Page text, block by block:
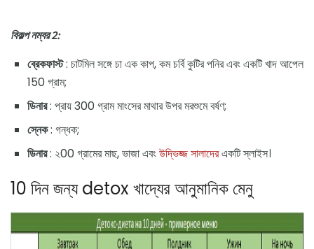
বিকল্প নম্বর 2:
ব্রেকফাস্ট: চাটমিল সঙ্গে চা এক কাপ, কম চর্বি কুটির পনির এবং একটি খাদ আপেল
150 গ্রাম;
ডিনার: প্রায় 300 গ্রাম মাংসের মাথার উপর মরশুমে বর্ষণ;
স্নেক: গন্ধক;
ডিনার: ২00 গ্রামের মাছ, ভাজা এবংউদ্ভিজ্জ সালাদেরএকটি স্লাইস।
10 দিন জন্য detox খাদ্যের আনুমানিক মেনু